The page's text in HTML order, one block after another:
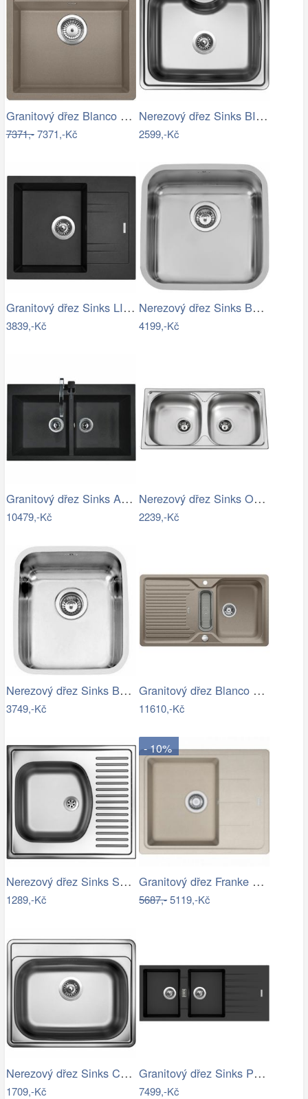
Granitový dřez Blanco DALAGO 5 tartufo…
7371,-7371,-Kč
Nerezový dřez Sinks BIGGER 600 V 0,8mm…
2599,-Kč
Granitový dřez Sinks LINEA 600 N…
3839,-Kč
Nerezový dřez Sinks BAHIA 440 V 0,8mm…
4199,-Kč
Granitový dřez Sinks AMANDA 860 DUO…
10479,-Kč
Nerezový dřez Sinks OKIO 780 DUO V 0…
2239,-Kč
Nerezový dřez Sinks BRASILIA 380 V 0…
3749,-Kč
Granitový dřez Blanco CLASSIC 5 S…
11610,-Kč
Nerezový dřez Sinks SHORT 580 M 0,5mm…
1289,-Kč
- 10%
Granitový dřez Franke BFG 611-62 Sahara
5687,-5119,-Kč
Nerezový dřez Sinks COMFORT 600 V 0,6mm…
1709,-Kč
Granitový dřez Sinks PERFECTO 1160 DUO…
7499,-Kč